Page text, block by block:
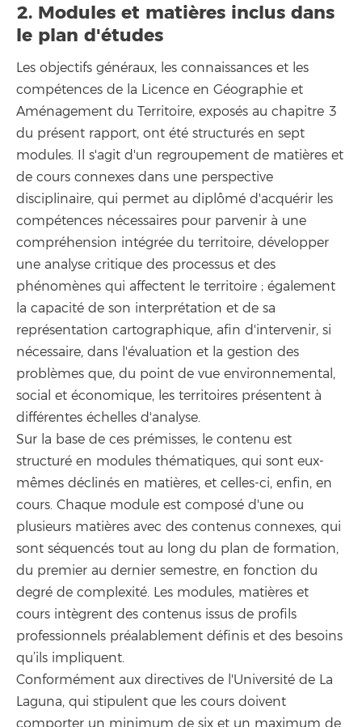
2. Modules et matières inclus dans
le plan d'études
Les objectifs généraux, les connaissances et les
compétences de la Licence en Géographie et
Aménagement du Territoire, exposés au chapitre 3
du présent rapport, ont été structurés en sept
modules. Il s'agit d'un regroupement de matières et
de cours connexes dans une perspective
disciplinaire, qui permet au diplômé d'acquérir les
compétences nécessaires pour parvenir à une
compréhension intégrée du territoire, développer
une analyse critique des processus et des
phénomènes qui affectent le territoire ; également
la capacité de son interprétation et de sa
représentation cartographique, afin d'intervenir, si
nécessaire, dans l'évaluation et la gestion des
problèmes que, du point de vue environnemental,
social et économique, les territoires présentent à
différentes échelles d'analyse.
Sur la base de ces prémisses, le contenu est
structuré en modules thématiques, qui sont eux-
mêmes déclinés en matières, et celles-ci, enfin, en
cours. Chaque module est composé d'une ou
plusieurs matières avec des contenus connexes, qui
sont séquencés tout au long du plan de formation,
du premier au dernier semestre, en fonction du
degré de complexité. Les modules, matières et
cours intègrent des contenus issus de profils
professionnels préalablement définis et des besoins
qu’ils impliquent.
Conformément aux directives de l'Université de La
Laguna, qui stipulent que les cours doivent
comporter un minimum de six et un maximum de